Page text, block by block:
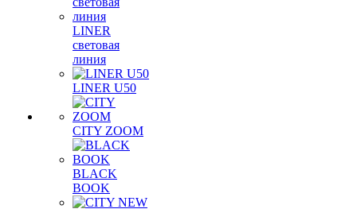
LINER
световая
линия
LINER U50
CITY ZOOM
BLACK
BOOK